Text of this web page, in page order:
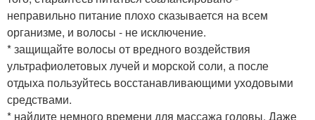
неправильно питание плохо сказывается на всем
организме, и волосы - не исключение.
* защищайте волосы от вредного воздействия
ультрафиолетовых лучей и морской соли, а после
отдыха пользуйтесь восстанавливающими уходовыми
средствами.
* найдите немного времени для массажа головы. Даже